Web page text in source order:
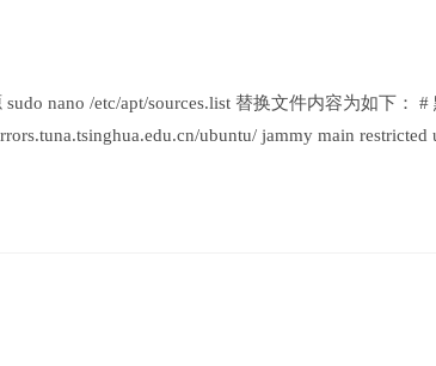
nano /etc/apt/sources.list 替换文件内容为如下：
ubuntu/ jammy main